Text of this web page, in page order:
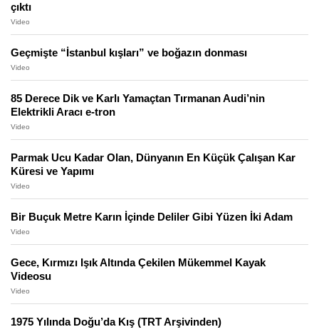
çıktı
Video
Geçmişte “İstanbul kışları” ve boğazın donması
Video
85 Derece Dik ve Karlı Yamaçtan Tırmanan Audi’nin
Elektrikli Aracı e-tron
Video
Parmak Ucu Kadar Olan, Dünyanın En Küçük Çalışan Kar
Küresi ve Yapımı
Video
Bir Buçuk Metre Karın İçinde Deliler Gibi Yüzen İki Adam
Video
Gece, Kırmızı Işık Altında Çekilen Mükemmel Kayak
Videosu
Video
1975 Yılında Doğu’da Kış (TRT Arşivinden)